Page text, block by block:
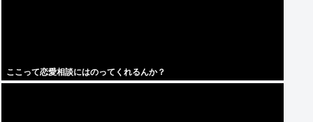
ここって恋愛相談にはのってくれるんか？